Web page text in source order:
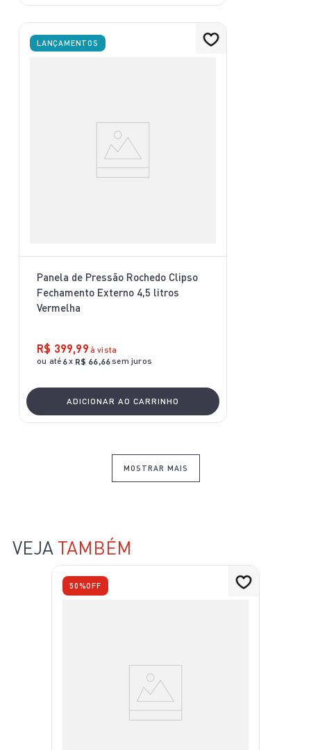
LANÇAMENTOS
Panela de Pressão Rochedo Clipso
Fechamento Externo 4,5 litros
Vermelha
R$ 399,99 à vista
ou até 6x R$ 66,66sem juros
ADICIONAR AO CARRINHO
MOSTRAR MAIS
VEJA TAMBÉM
50%OFF